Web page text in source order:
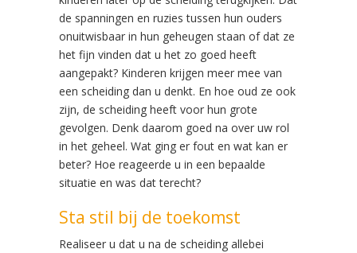
de spanningen en ruzies tussen hun ouders
onuitwisbaar in hun geheugen staan of dat ze
het fijn vinden dat u het zo goed heeft
aangepakt? Kinderen krijgen meer mee van
een scheiding dan u denkt. En hoe oud ze ook
zijn, de scheiding heeft voor hun grote
gevolgen. Denk daarom goed na over uw rol
in het geheel. Wat ging er fout en wat kan er
beter? Hoe reageerde u in een bepaalde
situatie en was dat terecht?
Sta stil bij de toekomst
Realiseer u dat u na de scheiding allebei